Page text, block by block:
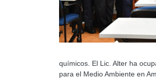
químicos. El Lic. Alter ha
para el Medio Ambiente en